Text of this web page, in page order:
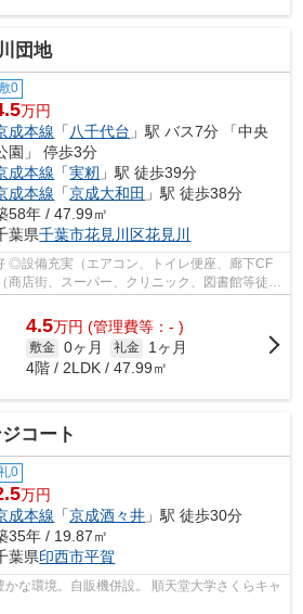
団地
0
万円
成本線 「 八千代台 」駅 バス7分 「中央
園」 停歩3分
成本線 「実籾 」駅 徒歩39分
成本線 「京成大和田 」駅 徒歩38分
58年 / 47.99㎡
葉県千葉市花見川区花見川
◎設備充実（エアコン、トイレ便座、廊下CF
店街、スーパー、クリニック、図書館等徒歩
4.5万円 (管理費等：- )
敷金 0ヶ月 礼金
1ヶ月
4階 / 2LDK / 47.99㎡
コート
0
万円
成本線 「京成酒々井 」駅 徒歩30分
35年 / 19.87㎡
葉県印西市平賀
な環境。自販機併設。 順天堂大学さくらキャ